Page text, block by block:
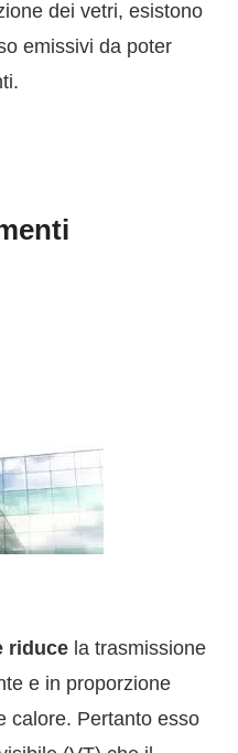
dei vetri, esistono
emissivi da poter
riduce la trasmissione
e in proporzione
calore. Pertanto esso